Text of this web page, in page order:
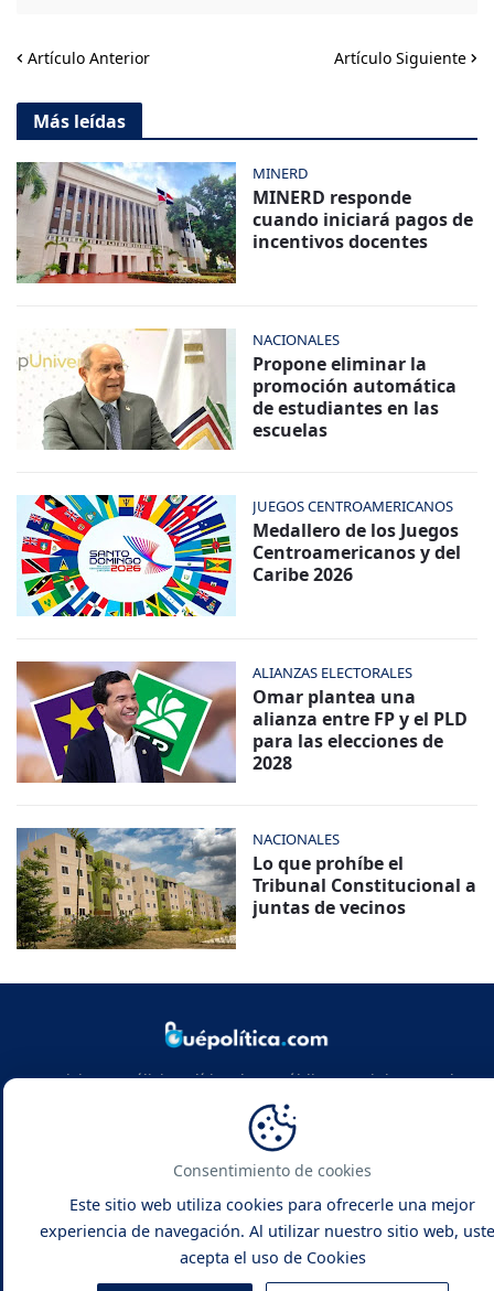
Artículo Anterior Artículo Siguiente
Más leídas
MINERD
MINERD responde
cuando iniciará pagos de
incentivos docentes
NACIONALES
Propone eliminar la
promoción automática
de estudiantes en las
escuelas
JUEGOS CENTROAMERICANOS
Medallero de los Juegos
Centroamericanos y del
Caribe 2026
ALIANZAS ELECTORALES
Omar plantea una
alianza entre FP y el PLD
para las elecciones de
2028
NACIONALES
Lo que prohíbe el
Tribunal Constitucional a
juntas de vecinos
Noticias y análisis político de República Dominicana y el
mundo. Infórmate con rigor, actualidad y las claves de la
política global.
Qué Política - Noticias y Análisis
Consentimiento de cookies
Este sitio web utiliza cookies para ofrecerle una mejor
experiencia de navegación. Al utilizar nuestro sitio web,
acepta el uso de Cookies